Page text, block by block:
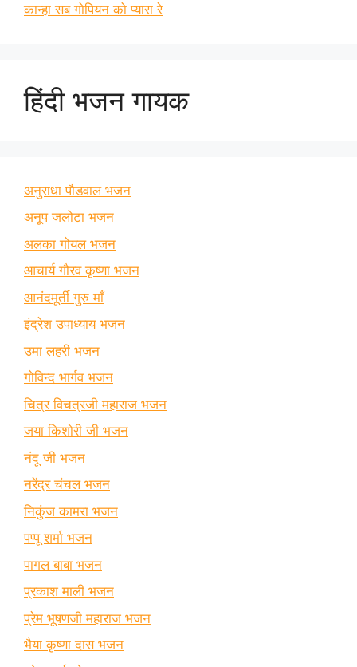
कान्हा सब गोपियन को प्यारा रे
हिंदी भजन गायक
अनुराधा पौडवाल भजन
अनूप जलोटा भजन
अलका गोयल भजन
आचार्य गौरव कृष्णा भजन
आनंदमूर्ती गुरु माँ
इंद्रेश उपाध्याय भजन
उमा लहरी भजन
गोविन्द भार्गव भजन
चित्र विचत्रजी महाराज भजन
जया किशोरी जी भजन
नंदू जी भजन
नरेंद्र चंचल भजन
निकुंज कामरा भजन
पप्पू शर्मा भजन
पागल बाबा भजन
प्रकाश माली भजन
प्रेम भूषणजी महाराज भजन
भैया कृष्णा दास भजन